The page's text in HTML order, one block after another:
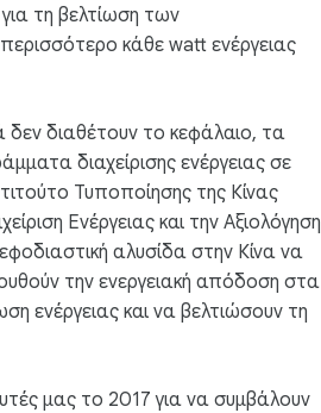
τη βελτίωση των
κάθε watt ενέργειας
δεν διαθέτουν το κεφάλαιο, τα
διαχείρισης ενέργειας σε
Τυποποίησης της Κίνας
Ενέργειας και την Αξιολόγηση
αλυσίδα στην Κίνα να
την ενεργειακή απόδοση στα
ενέργειας και να βελτιώσουν τη
μας το 2017 για να συμβάλουν